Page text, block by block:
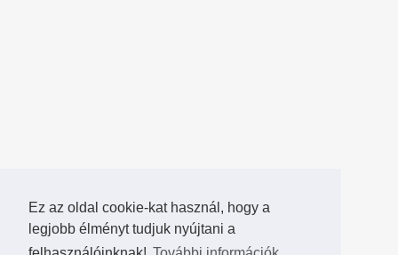
Ez az oldal cookie-kat használ, hogy a
legjobb élményt tudjuk nyújtani a